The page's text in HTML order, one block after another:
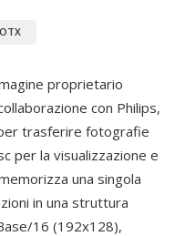
proprietario
con Philips,
trasferire fotografie
per la visualizzazione e
una singola
in una struttura
16 (192x128),